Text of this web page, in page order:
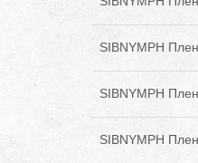
SIBNYMPH
SIBNYMPH
SIBNYMPH